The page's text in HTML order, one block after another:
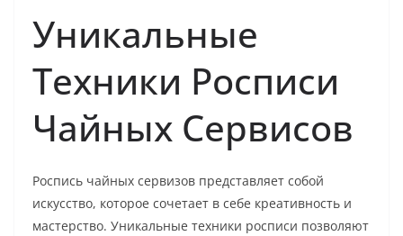
Уникальные
Техники Росписи
Чайных Сервисов
Роспись чайных сервизов представляет собой
искусство, которое сочетает в себе креативность и
мастерство. Уникальные техники росписи позволяют